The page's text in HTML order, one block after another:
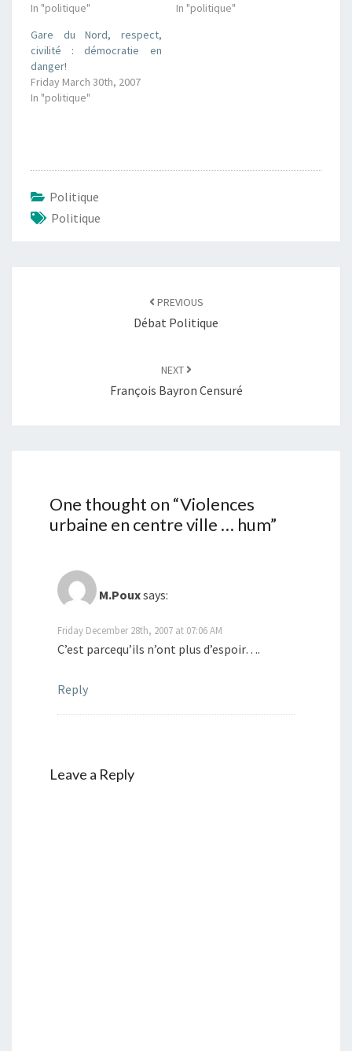
In "politique"
In "politique"
Gare du Nord, respect,
civilité : démocratie en
danger!
Friday March 30th, 2007
In "politique"
Politique
Politique
PREVIOUS
Débat Politique
NEXT
François Bayron Censuré
One thought on “Violences
urbaine en centre ville … hum”
M.Pouxsays:
Friday December 28th, 2007 at 07:06 AM
C’est parcequ’ils n’ont plus d’espoir….
Reply
Leave a Reply